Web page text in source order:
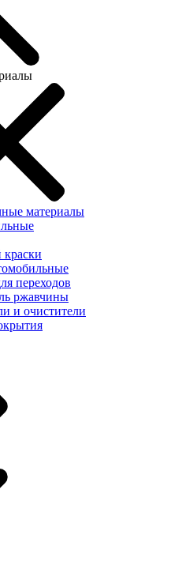
материалы
переходов
ржавчины
и очистители